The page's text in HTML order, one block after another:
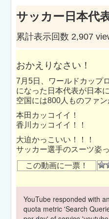
サッカー日本代
累計表示回数 2,907
おかえりなさい！
7月5日、ワールドカップ
になった日本代表が日本
空国には800人ものファン
本田カッコイイ！
香川カッコイイ！！
大迫かっこいい！！！
サッカー選手のスーツ姿
この動画に一票！
YouTube responded with
quota metric 'Search